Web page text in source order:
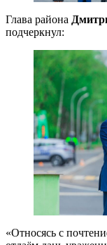
Глава района
подчеркнул:
«Относясь с